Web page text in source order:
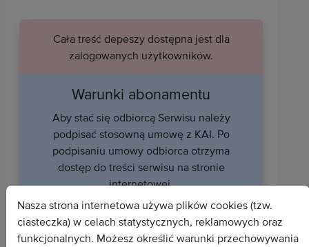
Cała treść depeszy dostępna jest dla
zalogowanych użytkowników.
Warunki abonamentu
Aby stać się odbiorcą Serwisu należy
podpisać stosowną umowę z KAI. Po
podpisaniu umowy odbiorca otrzyma
dostęp do treści serwisu na stronie
internetowej.
Uzyskaj dostęp do serwisu
Nasza strona internetowa używa plików cookies (tzw.
ciasteczka) w celach statystycznych, reklamowych oraz
funkcjonalnych. Możesz określić warunki przechowywania